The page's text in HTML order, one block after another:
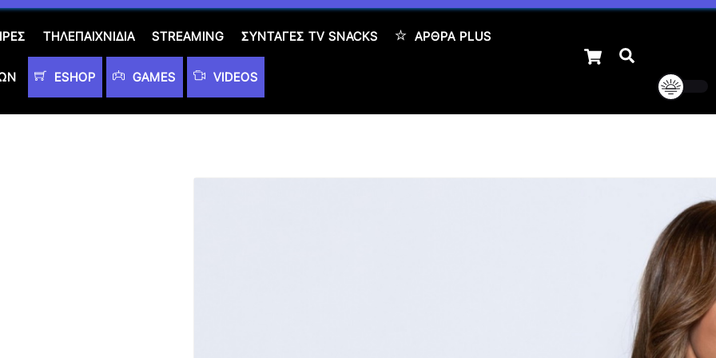
Cart
ΤΗΛΕΠΑΙΧΝΊΔΙΑ STREAMING ΣΥΝΤΑΓΈΣ TV SNACKS ΆΡΘΡΑ PLUS
ESHOP GAMES VIDEOS